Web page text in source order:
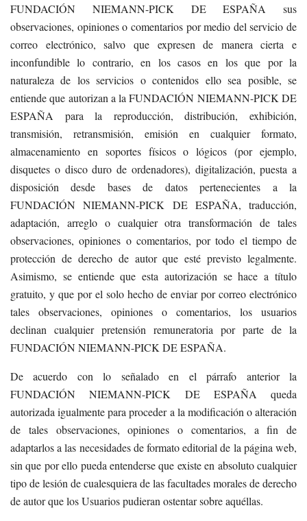
FUNDACIÓN NIEMANN-PICK DE ESPAÑA sus
observaciones, opiniones o comentarios por medio del servicio de
correo electrónico, salvo que expresen de manera cierta e
inconfundible lo contrario, en los casos en los que por la
naturaleza de los servicios o contenidos ello sea posible, se
entiende que autorizan a la FUNDACIÓN NIEMANN-PICK DE
ESPAÑA para la reproducción, distribución, exhibición,
transmisión, retransmisión, emisión en cualquier formato,
almacenamiento en soportes físicos o lógicos (por ejemplo,
disquetes o disco duro de ordenadores), digitalización, puesta a
disposición desde bases de datos pertenecientes a la
FUNDACIÓN NIEMANN-PICK DE ESPAÑA, traducción,
adaptación, arreglo o cualquier otra transformación de tales
observaciones, opiniones o comentarios, por todo el tiempo de
protección de derecho de autor que esté previsto legalmente.
Asimismo, se entiende que esta autorización se hace a título
gratuito, y que por el solo hecho de enviar por correo electrónico
tales observaciones, opiniones o comentarios, los usuarios
declinan cualquier pretensión remuneratoria por parte de la
FUNDACIÓN NIEMANN-PICK DE ESPAÑA.
De acuerdo con lo señalado en el párrafo anterior la
FUNDACIÓN NIEMANN-PICK DE ESPAÑA queda
autorizada igualmente para proceder a la modificación o alteración
de tales observaciones, opiniones o comentarios, a fin de
adaptarlos a las necesidades de formato editorial de la página web,
sin que por ello pueda entenderse que existe en absoluto cualquier
tipo de lesión de cualesquiera de las facultades morales de derecho
de autor que los Usuarios pudieran ostentar sobre aquéllas.